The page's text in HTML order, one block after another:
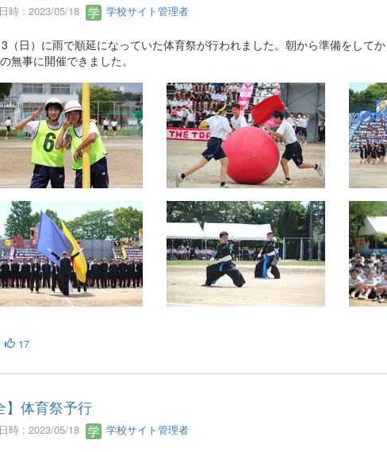
時 : 2023/05/18 学校サイト管理者
（日）に雨で順延になっていた体育祭が行われました。朝から準備をして
無事に開催できました。
17
】体育祭予行
時 : 2023/05/18 学校サイト管理者